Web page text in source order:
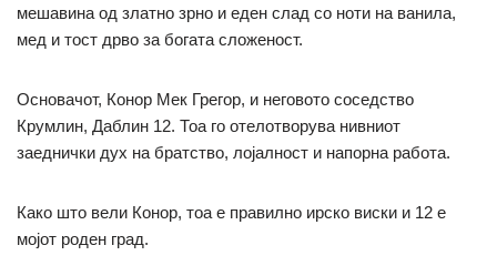
мешавина од златно зрно и еден слад со ноти на ванила,
мед и тост дрво за богата сложеност.
Основачот, Конор Мек Грегор, и неговото соседство
Крумлин, Даблин 12. Тоа го отелотворува нивниот
заеднички дух на братство, лојалност и напорна работа.
Како што вели Конор, тоа е правилно ирско виски и 12 е
мојот роден град.